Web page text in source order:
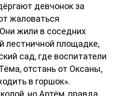
девчонок за
жаловаться
жили в соседних
лестничной площадке,
сад, где воспитатели
отстань от Оксаны,
в горшок».
но Артём, правда,